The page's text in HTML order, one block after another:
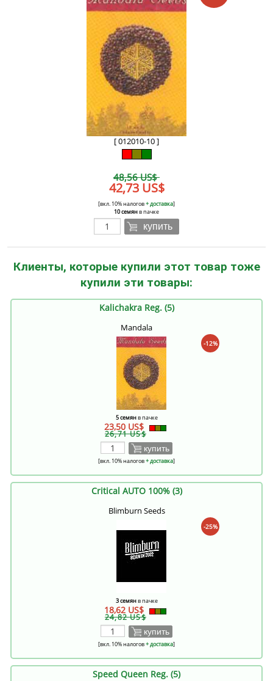
[ 012010-10 ]
48,56 US$
42,73 US$
[вкл. 10% налогов+ доставка]
10 семянв пачке
купить
Клиенты, которые купили этот товар тоже
купили эти товары:
Kalichakra Reg. (5)
Mandala
-12%
5 семянв пачке
23,50 US$
26,71 US$
купить
[вкл. 10% налогов+ доставка]
Critical AUTO 100% (3)
Blimburn Seeds
-25%
3 семянв пачке
18,62 US$
24,82 US$
купить
[вкл. 10% налогов+ доставка]
Speed Queen Reg. (5)